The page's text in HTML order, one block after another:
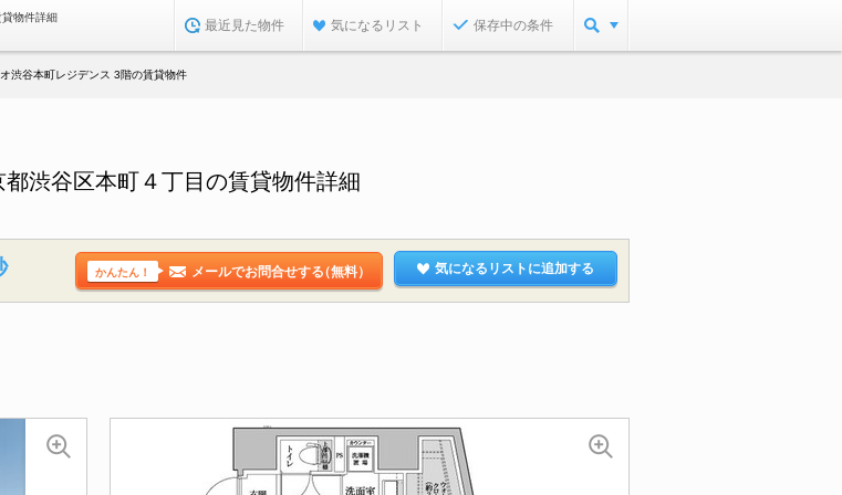
物件詳細
最近見た物件 気になるリスト 保存中の条件
渋谷本町レジデンス 3階の賃貸物件
渋谷区本町４丁目の賃貸物件詳細
かんたん！ メールでお問合せする（無料） 気になるリストに追加する